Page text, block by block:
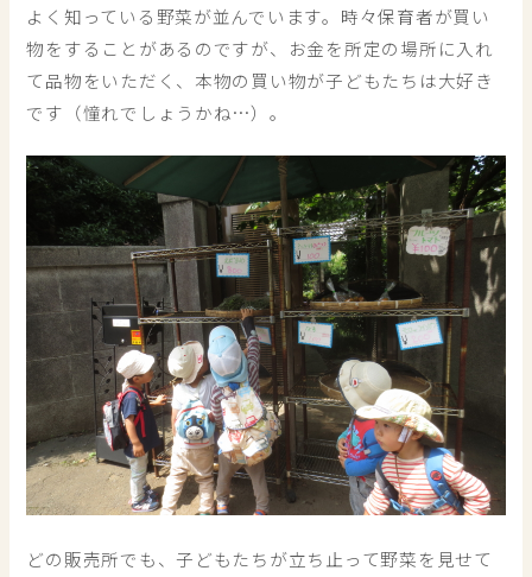
よく知っている野菜が並んでいます。時々保育者が買い
物をすることがあるのですが、お金を所定の場所に入れ
て品物をいただく、本物の買い物が子どもたちは大好き
です（憧れでしょうかね…）。
どの販売所でも、子どもたちが立ち止って野菜を見せて